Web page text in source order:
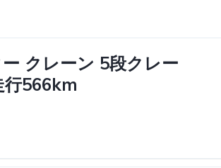
クレーン 5段クレー
行566km